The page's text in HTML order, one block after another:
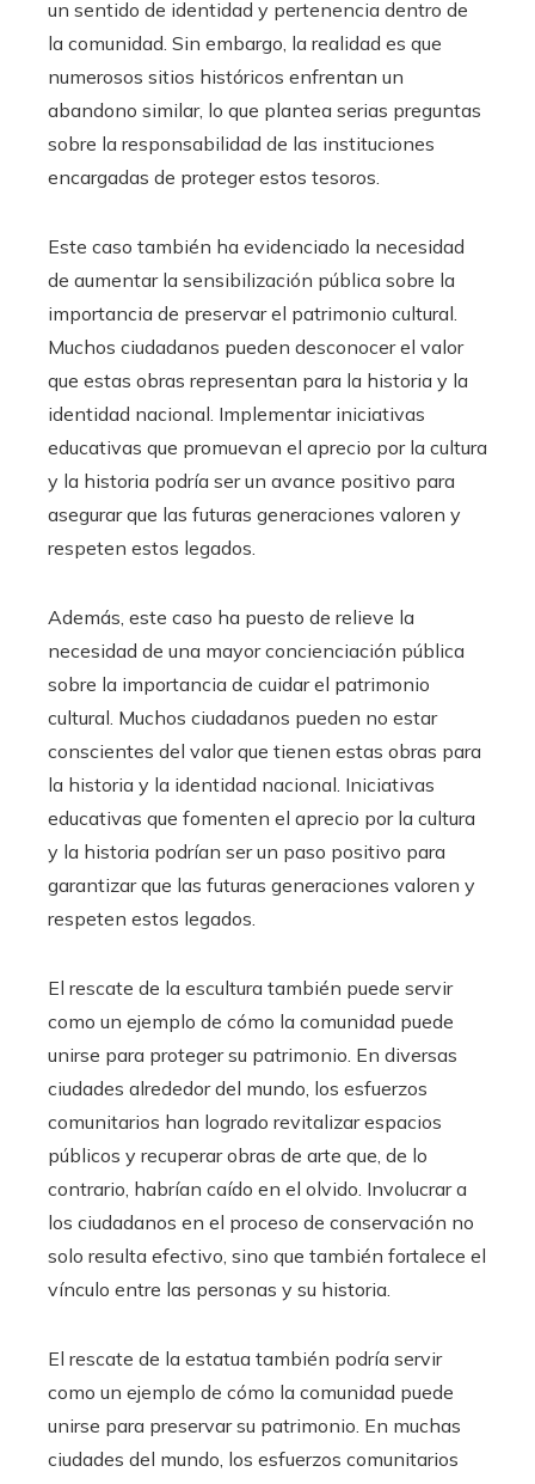
un sentido de identidad y pertenencia dentro de
la comunidad. Sin embargo, la realidad es que
numerosos sitios históricos enfrentan un
abandono similar, lo que plantea serias preguntas
sobre la responsabilidad de las instituciones
encargadas de proteger estos tesoros.
Este caso también ha evidenciado la necesidad
de aumentar la sensibilización pública sobre la
importancia de preservar el patrimonio cultural.
Muchos ciudadanos pueden desconocer el valor
que estas obras representan para la historia y la
identidad nacional. Implementar iniciativas
educativas que promuevan el aprecio por la cultura
y la historia podría ser un avance positivo para
asegurar que las futuras generaciones valoren y
respeten estos legados.
Además, este caso ha puesto de relieve la
necesidad de una mayor concienciación pública
sobre la importancia de cuidar el patrimonio
cultural. Muchos ciudadanos pueden no estar
conscientes del valor que tienen estas obras para
la historia y la identidad nacional. Iniciativas
educativas que fomenten el aprecio por la cultura
y la historia podrían ser un paso positivo para
garantizar que las futuras generaciones valoren y
respeten estos legados.
El rescate de la escultura también puede servir
como un ejemplo de cómo la comunidad puede
unirse para proteger su patrimonio. En diversas
ciudades alrededor del mundo, los esfuerzos
comunitarios han logrado revitalizar espacios
públicos y recuperar obras de arte que, de lo
contrario, habrían caído en el olvido. Involucrar a
los ciudadanos en el proceso de conservación no
solo resulta efectivo, sino que también fortalece el
vínculo entre las personas y su historia.
El rescate de la estatua también podría servir
como un ejemplo de cómo la comunidad puede
unirse para preservar su patrimonio. En muchas
ciudades del mundo, los esfuerzos comunitarios